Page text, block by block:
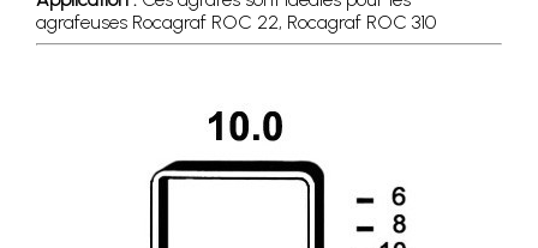
agrafeuses Rocagraf ROC 22, Rocagraf ROC 310